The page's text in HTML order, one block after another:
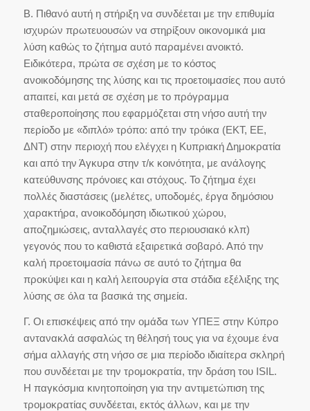
Β. Πιθανό αυτή η στήριξη να συνδέεται με την επιθυμία
ισχυρών πρωτευουσών να στηρίξουν οικονομικά μια
λύση καθώς το ζήτημα αυτό παραμένει ανοικτό.
Ειδικότερα, πρώτα σε σχέση με το κόστος
ανοικοδόμησης της λύσης και τις προετοιμασίες που αυτό
απαιτεί, και μετά σε σχέση με το πρόγραμμα
σταθεροποίησης που εφαρμόζεται στη νήσο αυτή την
περίοδο με «διπλό» τρόπο: από την τρόικα (ΕΚΤ, ΕΕ,
ΔΝΤ) στην περιοχή που ελέγχει η Κυπριακή Δημοκρατία
και από την Άγκυρα στην τ/κ κοινότητα, με ανάλογης
κατεύθυνσης πρόνοιες και στόχους. Το ζήτημα έχει
πολλές διαστάσεις (μελέτες, υποδομές, έργα δημόσιου
χαρακτήρα, ανοικοδόμηση ιδιωτικού χώρου,
αποζημιώσεις, ανταλλαγές στο περιουσιακό κλπ)
γεγονός που το καθιστά εξαιρετικά σοβαρό. Από την
καλή προετοιμασία πάνω σε αυτό το ζήτημα θα
προκύψει και η καλή λειτουργία στα στάδια εξέλιξης της
λύσης σε όλα τα βασικά της σημεία.
Γ. Οι επισκέψεις από την ομάδα των ΥΠΕΞ στην Κύπρο
αντανακλά ασφαλώς τη θέλησή τους για να έχουμε ένα
σήμα αλλαγής στη νήσο σε μια περίοδο ιδιαίτερα σκληρή
που συνδέεται με την τρομοκρατία, την δράση του ISIL.
Η παγκόσμια κινητοποίηση για την αντιμετώπιση της
τρομοκρατίας συνδέεται, εκτός άλλων, και με την